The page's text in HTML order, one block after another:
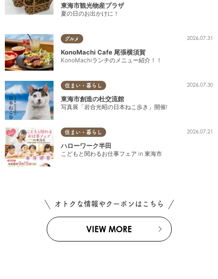
東海市観光物産プラザ
夏の日のお出かけに！
グルメ 2026.07.31
KonoMachi Cafe 尾張横須賀
KonoMachiランチのメニュー紹介！！
住まい・暮らし 2026.07.30
東海市創造の杜交流館
写真展「岩合光昭の日本ねこ歩き」開催!
住まい・暮らし 2026.07.21
ハローワーク半田
こどもと関わるお仕事フェア in 東海市
オトクな情報やクーポンはこちら
VIEW MORE